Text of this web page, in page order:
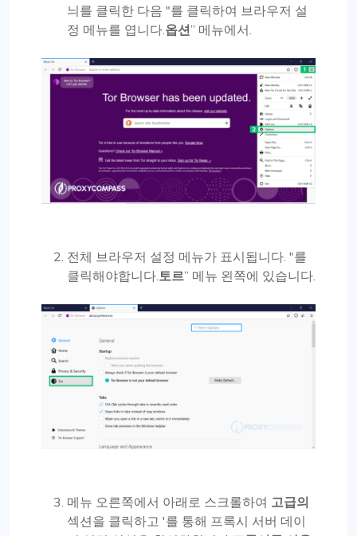
늬를 클릭한 다음 "를 클릭하여 브라우저 설
정 메뉴를 엽니다. 옵션” 메뉴에서.
전체 브라우저 설정 메뉴가 표시됩니다. "를
클릭해야합니다. 토르” 메뉴 왼쪽에 있습니다.
메뉴 오른쪽에서 아래로 스크롤하여 고급의
섹션을 클릭하고 '를 통해 프록시 서버 데이